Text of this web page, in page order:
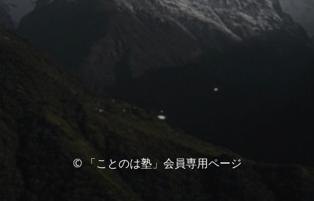
© 「ことのは塾」会員専用ページ